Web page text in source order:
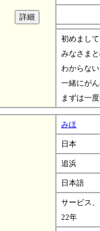
初めまし
みなさま
わからな
一緒にが
まずは一
みほ
日本
追浜
日本語
サービス
22年